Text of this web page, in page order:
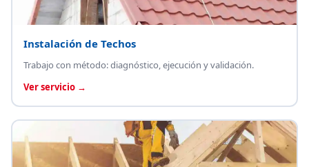
Instalación de Techos
Trabajo con método: diagnóstico, ejecución y validación.
Ver servicio →